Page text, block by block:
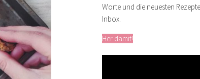
Worte und die neuesten
Inbox.
Her damit!